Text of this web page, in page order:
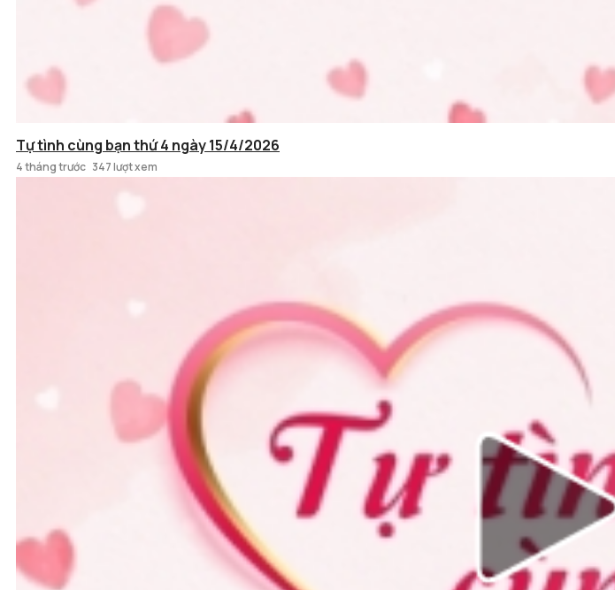
Tự tình cùng bạn thứ 4 ngày 15/4/2026
4 tháng trước 347 lượt xem